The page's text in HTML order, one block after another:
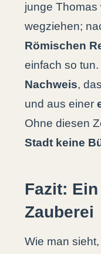
junge Thomas
wegziehen;
Römischen
einfach so
Nachweis,
und aus einer
Ohne diesen
Stadt keine
Fazit:
Zauberei
Wie man